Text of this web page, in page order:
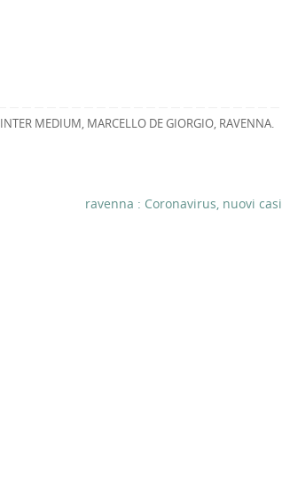
INTER MEDIUM, MARCELLO DE GIORGIO, RAVENNA.
ravenna : Coronavirus, nuovi casi